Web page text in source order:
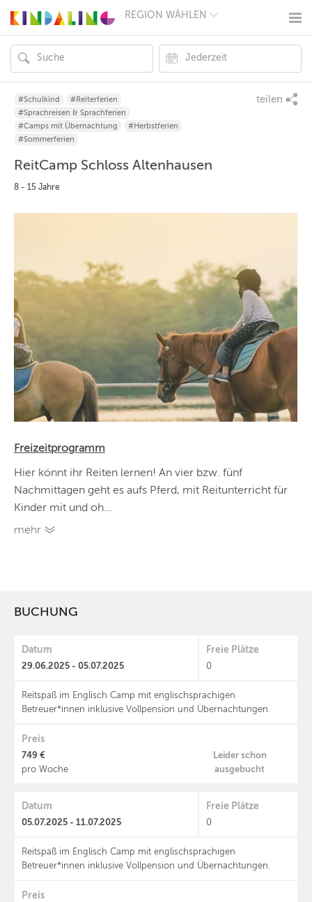
REGION WÄHLEN
MÜNCHEN
HAMBURG
FRANKFURT
KÖLN
ESSEN
DRESDEN
#Schulkind
#Reiterferien
#Sprachreisen & Sprachferien
#Camps mit Übernachtung
#Herbstferien
#Sommerferien
teilen
ReitCamp Schloss Altenhausen
8 - 15 Jahre
Freizeitprogramm
Hier könnt ihr Reiten lernen! An vier bzw. fünf
Nachmittagen geht es aufs Pferd, mit Reitunterricht für
Kinder mit und oh...
mehr
BUCHUNG
Datum
29.06.2025 - 05.07.2025
Reitspaß im Englisch Camp mit englischsprachigen
Betreuer*innen inklusive Vollpension und Übernachtungen.
Freie Plätze
0
Preis
749 €
pro Woche
Leider schon
ausgebucht
Datum
05.07.2025 - 11.07.2025
Reitspaß im Englisch Camp mit englischsprachigen
Betreuer*innen inklusive Vollpension und Übernachtungen.
Freie Plätze
0
Preis